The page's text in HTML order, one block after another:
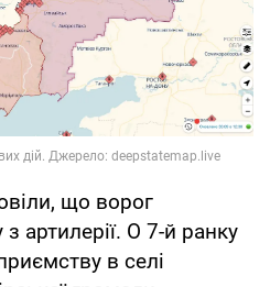
що ворог
артилерії. О 7-й ранку
в селі